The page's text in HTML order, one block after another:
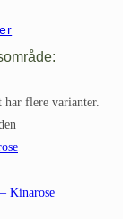
har flere varianter.